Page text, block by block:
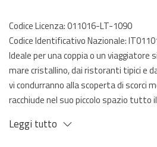
Codice Licenza: 011016-LT-1090
Codice Identificativo Nazionale:
Ideale per una coppia o un viaggiatore
mare cristallino, dai ristoranti tipici e
vi condurranno alla scoperta di scorci
racchiude nel suo piccolo spazio tutto
autentica, facendovi sentire come se
Leggi tutto